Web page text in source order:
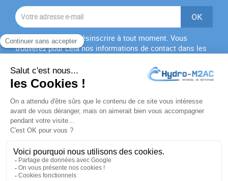
Vous pouvez vous désinscrire à tout moment. Vous
trouverez pour cela nos informations de contact dans les
J'accepte lesconditions générales
politique de
confidentialité
PRODUITS
NOTRE SOCIÉTÉ